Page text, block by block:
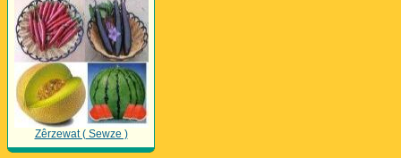
Zêrzewat ( Sewze )